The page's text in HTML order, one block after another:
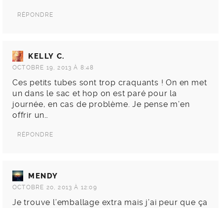
RÉPONDRE
KELLY C.
OCTOBRE 19, 2013 À 8:48
Ces petits tubes sont trop craquants ! On en met
un dans le sac et hop on est paré pour la
journée, en cas de problème. Je pense m’en
offrir un…
RÉPONDRE
MENDY
OCTOBRE 20, 2013 À 12:09
Je trouve l’emballage extra mais j’ai peur que ça